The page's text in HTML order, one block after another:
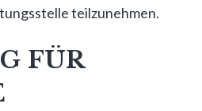
teilzunehmen.
FÜR